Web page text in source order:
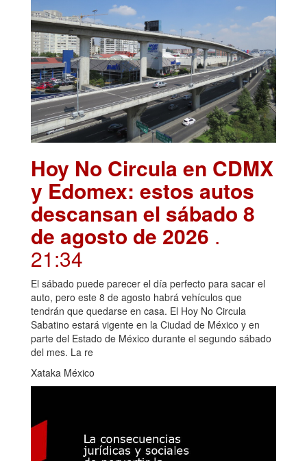
Hoy No Circula en CDMX
y Edomex: estos autos
descansan el sábado 8
de agosto de 2026 .
21:34
El sábado puede parecer el día perfecto para sacar el
auto, pero este 8 de agosto habrá vehículos que
tendrán que quedarse en casa. El Hoy No Circula
Sabatino estará vigente en la Ciudad de México y en
parte del Estado de México durante el segundo sábado
del mes. La re
Xataka México